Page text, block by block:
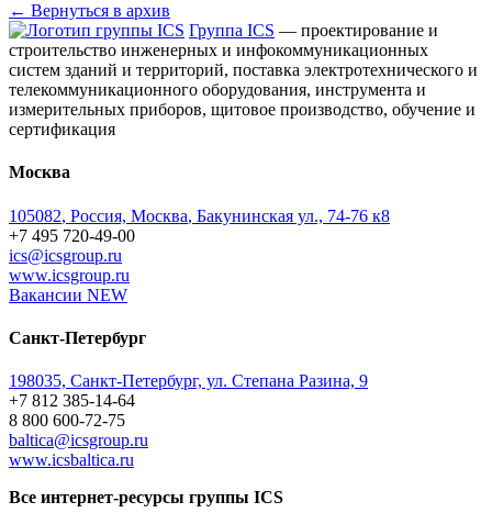
← Вернуться в архив
Группа ICS — проектирование и
строительство инженерных и инфокоммуникационных
систем зданий и территорий, поставка электротехнического и
телекоммуникационного оборудования, инструмента и
измерительных приборов, щитовое производство, обучение и
сертификация
Москва
105082, Россия, Москва, Бакунинская ул., 74-76 к8
+7 495 720-49-00
ics@icsgroup.ru
www.icsgroup.ru
Вакансии NEW
Санкт-Петербург
198035, Санкт-Петербург, ул. Степана Разина, 9
+7 812 385-14-64
8 800 600-72-75
baltica@icsgroup.ru
www.icsbaltica.ru
Все интернет-ресурсы группы ICS